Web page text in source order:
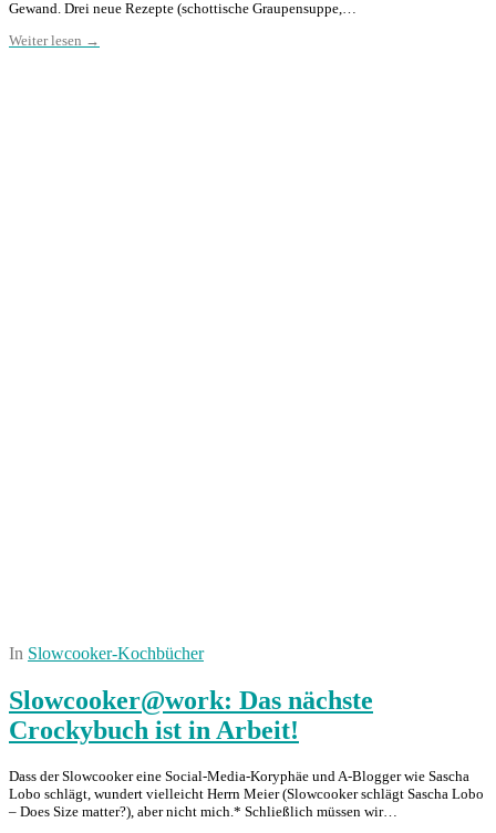
Gewand. Drei neue Rezepte (schottische Graupensuppe,…
Weiter lesen →
In Slowcooker-Kochbücher
Slowcooker@work: Das nächste
Crockybuch ist in Arbeit!
Dass der Slowcooker eine Social-Media-Koryphäe und A-Blogger wie Sascha
Lobo schlägt, wundert vielleicht Herrn Meier (Slowcooker schlägt Sascha Lobo
– Does Size matter?), aber nicht mich.* Schließlich müssen wir…